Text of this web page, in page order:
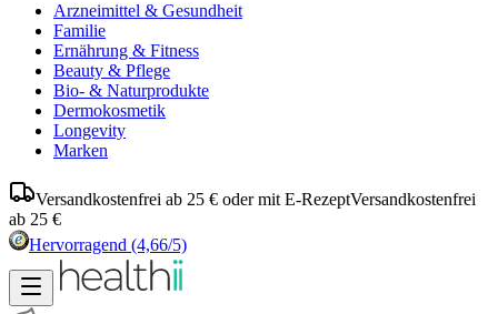
Arzneimittel & Gesundheit
Familie
Ernährung & Fitness
Beauty & Pflege
Bio- & Naturprodukte
Dermokosmetik
Longevity
Marken
Versandkostenfrei ab 25 € oder mit E-RezeptVersandkostenfrei
ab 25 €
Hervorragend (4,66/5)